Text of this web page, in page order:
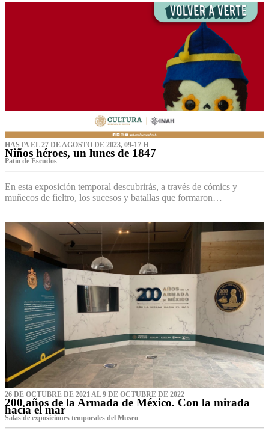
HASTA EL 27 DE AGOSTO DE 2023, 09-17 H
Niños héroes, un lunes de 1847
Patio de Escudos
En esta exposición temporal descubrirás, a través de cómics y
muñecos de fieltro, los sucesos y batallas que formaron…
26 DE OCTUBRE DE 2021 AL 9 DE OCTUBRE DE 2022
200 años de la Armada de México. Con la mirada
hacia el mar
Salas de exposiciones temporales del Museo‌